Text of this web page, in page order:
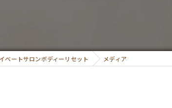
ベートサロンボディーリセット メディア